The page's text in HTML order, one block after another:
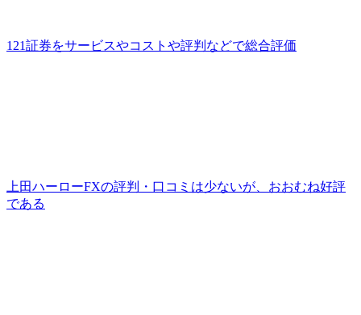
121証券をサービスやコストや評判などで総合評価
上田ハーローFXの評判・口コミは少ないが、おおむね好評
である